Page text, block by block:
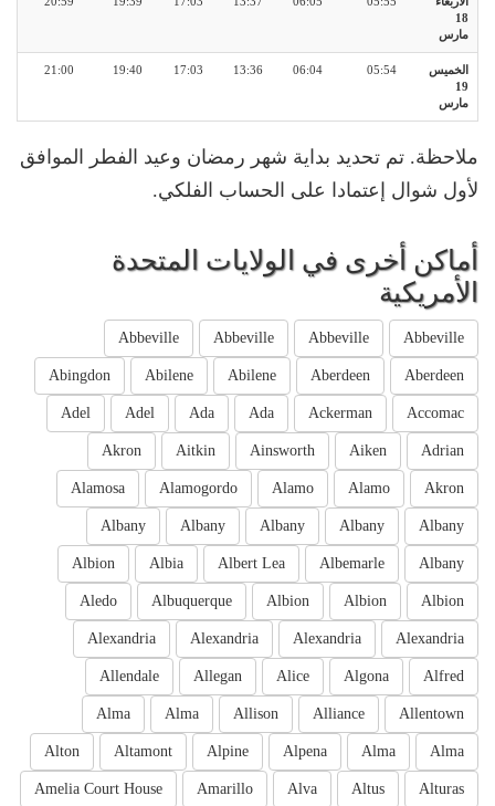
18
مارس
الخميس
19
مارس
05:54
06:04
13:36
17:03
19:40
21:00
ملاحظة. تم تحديد بداية شهر رمضان وعيد الفطر الموافق
لأول شوال إعتمادا على الحساب الفلكي.
أماكن أخرى في الولايات المتحدة
الأمريكية
Abbeville
Abbeville
Abbeville
Abbeville
Aberdeen
Aberdeen
Abilene
Abilene
Abingdon
Accomac
Ackerman
Ada
Ada
Adel
Adel
Adrian
Aiken
Ainsworth
Aitkin
Akron
Akron
Alamo
Alamo
Alamogordo
Alamosa
Albany
Albany
Albany
Albany
Albany
Albany
Albemarle
Albert Lea
Albia
Albion
Albion
Albion
Albion
Albuquerque
Aledo
Alexandria
Alexandria
Alexandria
Alexandria
Alfred
Algona
Alice
Allegan
Allendale
Allentown
Alliance
Allison
Alma
Alma
Alma
Alma
Alpena
Alpine
Altamont
Alton
Alturas
Altus
Alva
Amarillo
Amelia Court House